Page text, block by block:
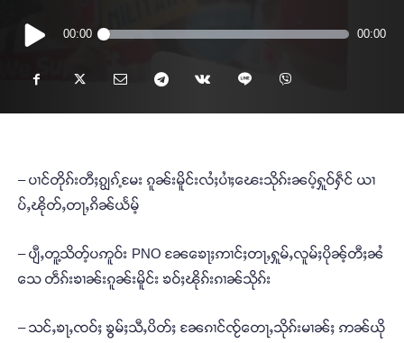
Audio
Player
00:00 00:00
– ပၢင်တိုၵ်းတီႈၵျွၵ့်မႄး ၵူၼ်းမိူင်းလႆႈပၢႆႈၽေးသိုၵ်းၼပ့်ႁူဝ်ႁဵင် ယၢ
ပ်ႇၽိုတ်ႇတႃႇၵိၼ်ယႅမ့်
– ပျီႇတူ့သိတ့်ပဢူဝ်း PNO ၼႄၶေႃႈဢၢင်ႈတႃႇႁူမ်ႇလူမ်ႈပိုၼ့်တီႈၼႆ
သေ တဵၵ်းၶၢၼ်းၵူၼ်းမိူင်း ၶဝ်ႈၽိုၵ်းၵၢၼ်သိုၵ်း
– သင်ႇၶႃႇၸဝ်ႈ ၶွမ်ႈသီႇပိတ်ႈ ၼႄၵၢင်ၸႂ်တေႃႇသိုၵ်းမၢၼ်ႈ ဢၼ်ယို